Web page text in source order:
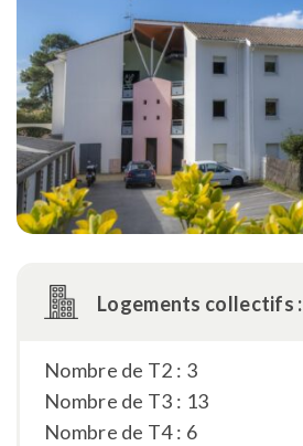
Logements collectifs :
Nombre de T2 : 3
Nombre de T3 : 13
Nombre de T4 : 6